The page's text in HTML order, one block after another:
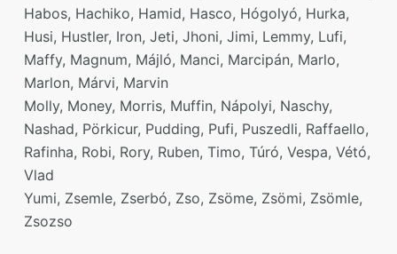
Habos, Hachiko, Hamid, Hasco, Hógolyó, Hurka,
Husi, Hustler, Iron, Jeti, Jhoni, Jimi, Lemmy, Lufi,
Maffy, Magnum, Májló, Manci, Marcipán, Marlo,
Marlon, Márvi, Marvin
Molly, Money, Morris, Muffin, Nápolyi, Naschy,
Nashad, Pörkicur, Pudding, Pufi, Puszedli, Raffaello,
Rafinha, Robi, Rory, Ruben, Timo, Túró, Vespa, Vétó,
Vlad
Yumi, Zsemle, Zserbó, Zso, Zsöme, Zsömi, Zsömle,
Zsozso